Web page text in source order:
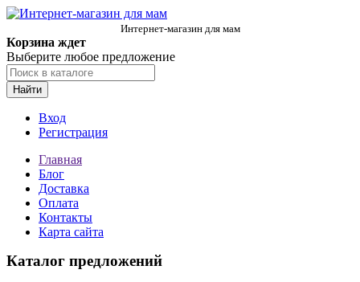
Интернет-магазин для мам
Корзина ждет
Выберите любое предложение
Найти
Вход
Регистрация
Главная
Блог
Доставка
Оплата
Контакты
Карта сайта
Каталог предложений